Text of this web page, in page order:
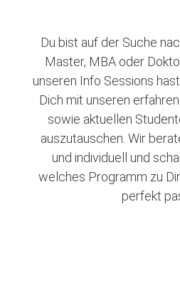
Du bist auf der Suche
Master, MBA oder
unseren Info Sessions
Dich mit unseren
sowie aktuellen
auszutauschen. Wir
und individuell und
welches Programm zu
perfekt